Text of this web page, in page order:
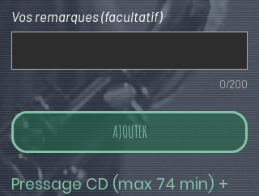
Vos remarques (facultatif)
0/200
AJOUTER
Pressage CD (max 74 min) +